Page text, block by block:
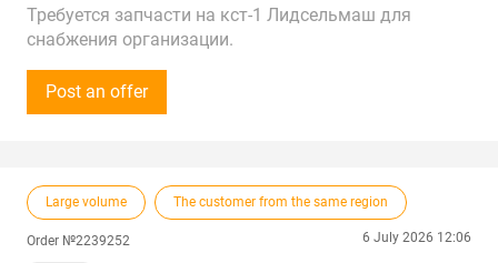
Требуется запчасти на кст-1 Лидсельмаш для
снабжения организации.
Готовы принимать звонки с 8:00 до 20:00 по МСК.
Предложения от поставщиков рассматриваем по
Post an offer
Large volume The customer from the same region
Order №2239252 6 July 2026 12:06